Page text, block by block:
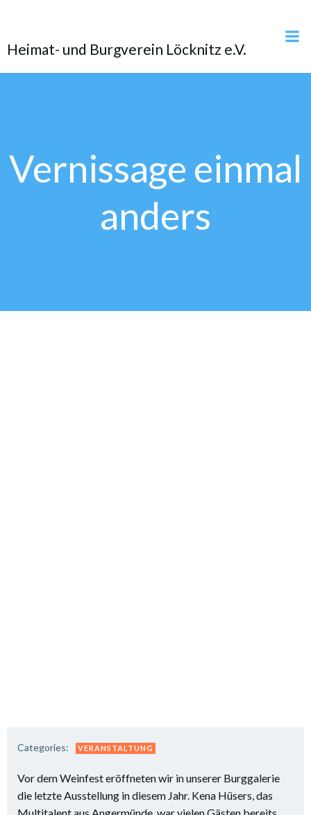
springen
Heimat- und Burgverein Löcknitz e.V.
Vernissage einmal
anders
Categories: VERANSTALTUNG
Vor dem Weinfest eröffneten wir in unserer Burggalerie
die letzte Ausstellung in diesem Jahr. Kena Hüsers, das